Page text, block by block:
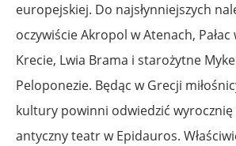
europejskiej. Do najsłynniejszych
oczywiście Akropol w Atenach,
Krecie, Lwia Brama i starożytne
Peloponezie. Będąc w Grecji
kultury powinni odwiedzić wyrocznię
antyczny teatr w Epidauros.